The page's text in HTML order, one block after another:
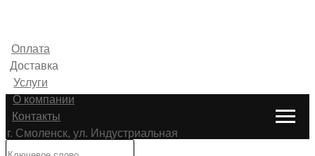
Оплата
Доставка
Услуги
О компании
Контакты
г. Смоленск, ул. Индустриальная